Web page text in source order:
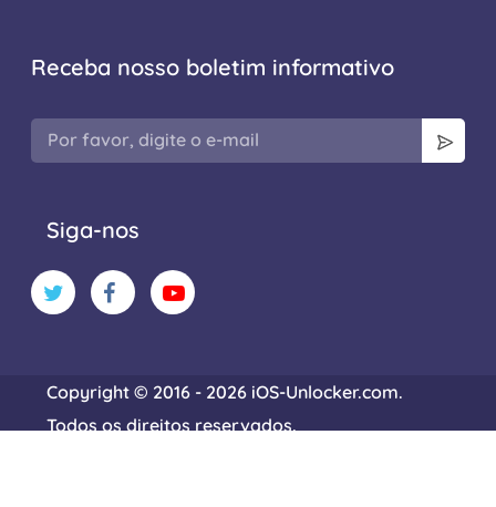
Receba nosso boletim informativo
Siga-nos
Copyright © 2016 - 2026 iOS-Unlocker.com.
Todos os direitos reservados.